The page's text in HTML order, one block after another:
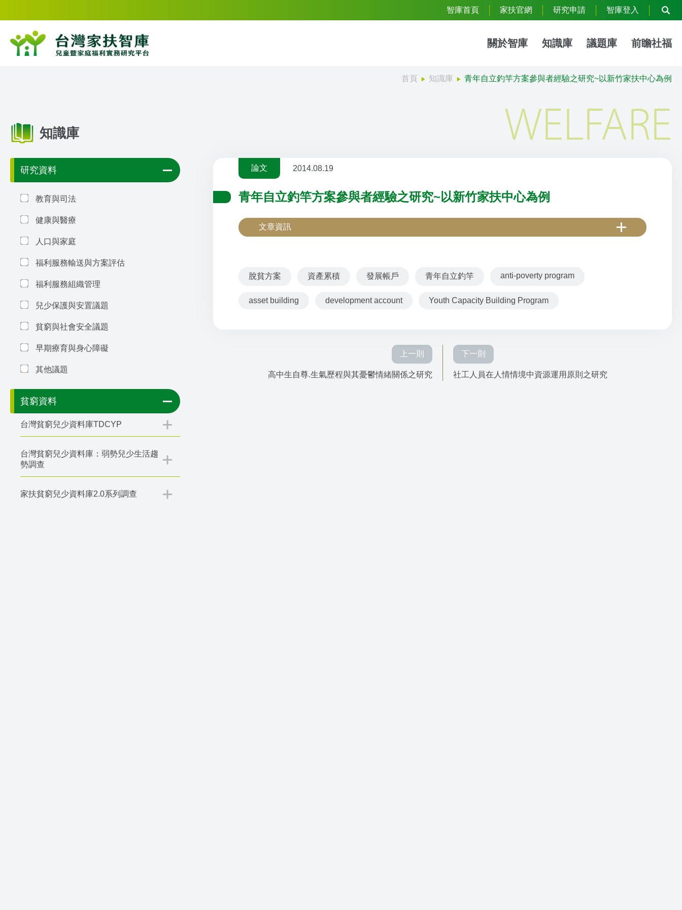
智庫首頁 家扶官網 研究申請 智庫登入
關於智庫 知識庫 議題庫 前瞻社福
首頁 知識庫 青年自立釣竿方案參與者經驗之研究~以新竹家扶中心為例
知識庫 WELFARE
研究資料
教育與司法
健康與醫療
人口與家庭
福利服務輸送與方案評估
福利服務組織管理
兒少保護與安置議題
貧窮與社會安全議題
早期療育與身心障礙
其他議題
貧窮資料
台灣貧窮兒少資料庫TDCYP
台灣貧窮兒少資料庫：弱勢兒少生活趨
勢調查
家扶貧窮兒少資料庫2.0系列調查
論文 2014.08.19
青年自立釣竿方案參與者經驗之研究~以新竹家扶中心為例
文章資訊
脫貧方案 資產累積 發展帳戶 青年自立釣竿 anti-poverty program
asset building development account Youth Capacity Building Program
上一則
高中生自尊.生氣歷程與其憂鬱情緒關係之研究
下一則
社工人員在人情情境中資源運用原則之研究